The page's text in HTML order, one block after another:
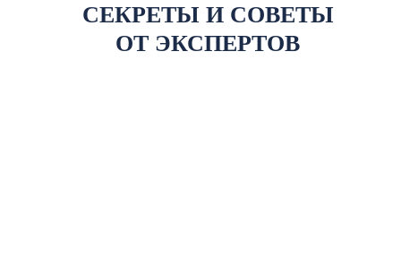
СЕКРЕТЫ И СОВЕТЫ
ОТ ЭКСПЕРТОВ